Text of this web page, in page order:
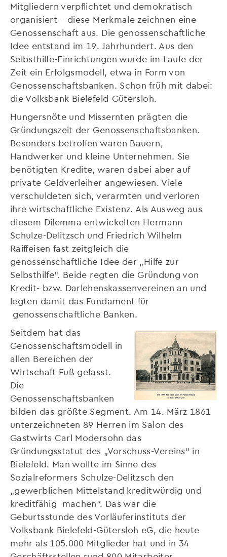
Mitgliedern verpflichtet und demokratisch
organisiert – diese Merkmale zeichnen eine
Genossenschaft aus. Die genossenschaftliche
Idee entstand im 19. Jahrhundert. Aus den
Selbsthilfe-Einrichtungen wurde im Laufe der
Zeit ein Erfolgsmodell, etwa in Form von
Genossenschaftsbanken. Schon früh mit dabei:
die Volksbank Bielefeld-Gütersloh.
Hungersnöte und Missernten prägten die
Gründungszeit der Genossenschaftsbanken.
Besonders betroffen waren Bauern,
Handwerker und kleine Unternehmen. Sie
benötigten Kredite, waren dabei aber auf
private Geldverleiher angewiesen. Viele
verschuldeten sich, verarmten und verloren
ihre wirtschaftliche Existenz. Als Ausweg aus
diesem Dilemma entwickelten Hermann
Schulze-Delitzsch und Friedrich Wilhelm
Raiffeisen fast zeitgleich die
genossenschaftliche Idee der „Hilfe zur
Selbsthilfe“. Beide regten die Gründung von
Kredit- bzw. Darlehenskassenvereinen an und
legten damit das Fundament für
genossenschaftliche Banken.
Seitdem hat das
Genossenschaftsmodell in
allen Bereichen der
Wirtschaft Fuß gefasst.
Die
Genossenschaftsbanken
bilden das größte Segment. Am 14. März 1861
unterzeichneten 89 Herren im Salon des
Gastwirts Carl Modersohn das
Gründungsstatut des „Vorschuss-Vereins“ in
Bielefeld. Man wollte im Sinne des
Sozialreformers Schulze-Delitzsch den
„gewerblichen Mittelstand kreditwürdig und
kreditfähig machen“. Das war die
Geburtsstunde des Vorläuferinstituts der
Volksbank Bielefeld-Gütersloh eG, die heute
mehr als 105.000 Mitglieder hat und in 34